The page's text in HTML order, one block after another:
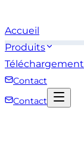
Accueil
Produits
Téléchargement
Contact
Contact